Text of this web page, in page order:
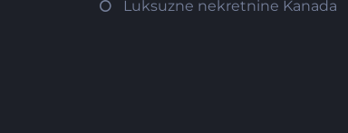
Luksuzne nekretnine Kanada